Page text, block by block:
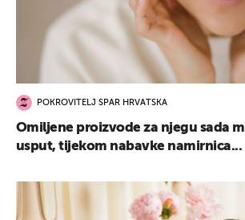
POKROVITELJ SPAR HRVATSKA
Omiljene proizvode za njegu sada
usput, tijekom nabavke namirnica...